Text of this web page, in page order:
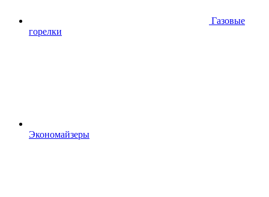
Газовые
горелки
Экономайзеры